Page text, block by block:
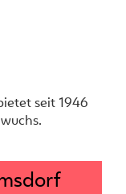
seit 1946